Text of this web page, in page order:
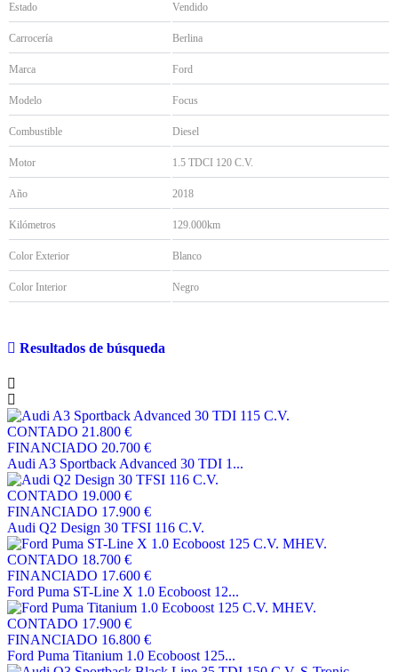
Estado Vendido
Carrocería Berlina
Marca Ford
Modelo Focus
Combustible Diesel
Motor 1.5 TDCI 120 C.V.
Año 2018
Kilómetros 129.000km
Color Exterior Blanco
Color Interior Negro
Resultados de búsqueda
CONTADO 21.800 €
FINANCIADO 20.700 €
Audi A3 Sportback Advanced 30 TDI 1...
CONTADO 19.000 €
FINANCIADO 17.900 €
Audi Q2 Design 30 TFSI 116 C.V.
CONTADO 18.700 €
FINANCIADO 17.600 €
Ford Puma ST-Line X 1.0 Ecoboost 12...
CONTADO 17.900 €
FINANCIADO 16.800 €
Ford Puma Titanium 1.0 Ecoboost 125...